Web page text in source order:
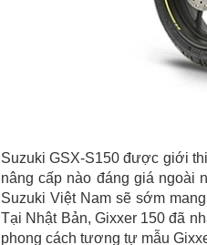
Suzuki GSX-S150 được giới
nâng cấp nào đáng giá ngoài
Suzuki Việt Nam sẽ sớm
Tại Nhật Bản, Gixxer 150 đã
phong cách tương tự mẫu